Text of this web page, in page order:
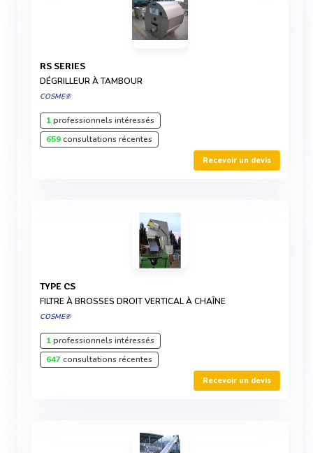
RS SERIES
DÉGRILLEUR À TAMBOUR
COSME®
1professionnels intéressés
659consultations récentes
Recevoir un devis
TYPE CS
FILTRE À BROSSES DROIT VERTICAL À CHAÎNE
COSME®
1professionnels intéressés
647consultations récentes
Recevoir un devis